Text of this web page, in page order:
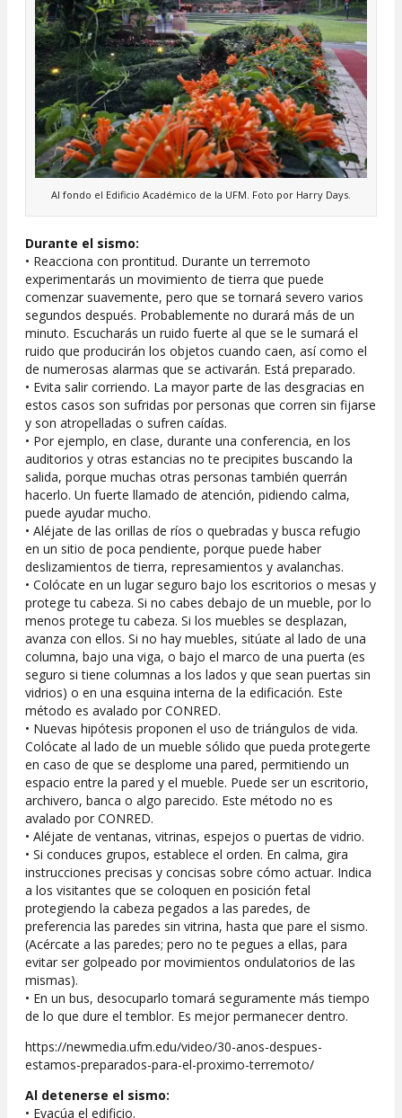
Al fondo el Edificio Académico de la UFM. Foto por Harry Days.
Durante el sismo:
• Reacciona con prontitud. Durante un terremoto
experimentarás un movimiento de tierra que puede
comenzar suavemente, pero que se tornará severo varios
segundos después. Probablemente no durará más de un
minuto. Escucharás un ruido fuerte al que se le sumará el
ruido que producirán los objetos cuando caen, así como el
de numerosas alarmas que se activarán. Está preparado.
• Evita salir corriendo. La mayor parte de las desgracias en
estos casos son sufridas por personas que corren sin fijarse
y son atropelladas o sufren caídas.
• Por ejemplo, en clase, durante una conferencia, en los
auditorios y otras estancias no te precipites buscando la
salida, porque muchas otras personas también querrán
hacerlo. Un fuerte llamado de atención, pidiendo calma,
puede ayudar mucho.
• Aléjate de las orillas de ríos o quebradas y busca refugio
en un sitio de poca pendiente, porque puede haber
deslizamientos de tierra, represamientos y avalanchas.
• Colócate en un lugar seguro bajo los escritorios o mesas y
protege tu cabeza. Si no cabes debajo de un mueble, por lo
menos protege tu cabeza. Si los muebles se desplazan,
avanza con ellos. Si no hay muebles, sitúate al lado de una
columna, bajo una viga, o bajo el marco de una puerta (es
seguro si tiene columnas a los lados y que sean puertas sin
vidrios) o en una esquina interna de la edificación. Este
método es avalado por CONRED.
• Nuevas hipótesis proponen el uso de triángulos de vida.
Colócate al lado de un mueble sólido que pueda protegerte
en caso de que se desplome una pared, permitiendo un
espacio entre la pared y el mueble. Puede ser un escritorio,
archivero, banca o algo parecido. Este método no es
avalado por CONRED.
• Aléjate de ventanas, vitrinas, espejos o puertas de vidrio.
• Si conduces grupos, establece el orden. En calma, gira
instrucciones precisas y concisas sobre cómo actuar. Indica
a los visitantes que se coloquen en posición fetal
protegiendo la cabeza pegados a las paredes, de
preferencia las paredes sin vitrina, hasta que pare el sismo.
(Acércate a las paredes; pero no te pegues a ellas, para
evitar ser golpeado por movimientos ondulatorios de las
mismas).
• En un bus, desocuparlo tomará seguramente más tiempo
de lo que dure el temblor. Es mejor permanecer dentro.
https://newmedia.ufm.edu/video/30-anos-despues-
estamos-preparados-para-el-proximo-terremoto/
Al detenerse el sismo:
• Evacúa el edificio.